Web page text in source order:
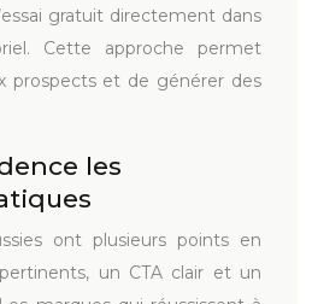
gratuit directement dans
Cette approche permet
prospects et de générer des
les
ont plusieurs points en
un CTA clair et un